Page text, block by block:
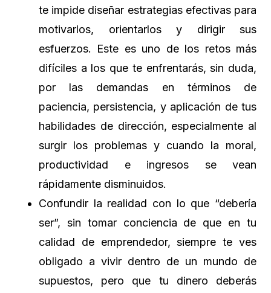
te impide diseñar estrategias efectivas para
motivarlos, orientarlos y dirigir sus
esfuerzos. Este es uno de los retos más
difíciles a los que te enfrentarás, sin duda,
por las demandas en términos de
paciencia, persistencia, y aplicación de tus
habilidades de dirección, especialmente al
surgir los problemas y cuando la moral,
productividad e ingresos se vean
rápidamente disminuidos.
Confundir la realidad con lo que “debería
ser”, sin tomar conciencia de que en tu
calidad de emprendedor, siempre te ves
obligado a vivir dentro de un mundo de
supuestos, pero que tu dinero deberás